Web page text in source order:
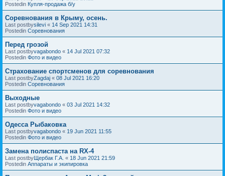
Postedin Купля-продажа б/у
Соревнования в Крыму, осень.
Last postbysilevi « 14 Sep 2021 14:31
Postedin Соревнования
Перед грозой
Last postbyvagabondo « 14 Jul 2021 07:32
Postedin Фото и видео
Страхование спортсменов для соревнования
Last postbyZagdaj « 08 Jul 2021 16:20
Postedin Соревнования
Выходные
Last postbyvagabondo « 03 Jul 2021 14:32
Postedin Фото и видео
Одесса Рыбаковка
Last postbyvagabondo « 19 Jun 2021 11:55
Postedin Фото и видео
Замена полиспаста на RX-4
Last postbyЩербак Г.А. « 18 Jun 2021 21:59
Postedin Аппараты и экипировка